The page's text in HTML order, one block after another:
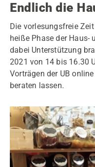
Endlich die
Die vorlesungsfreie
heiße Phase der Haus-
dabei Unterstützung
2021 von 14 bis 16.30
Vorträgen der UB
beraten lassen.